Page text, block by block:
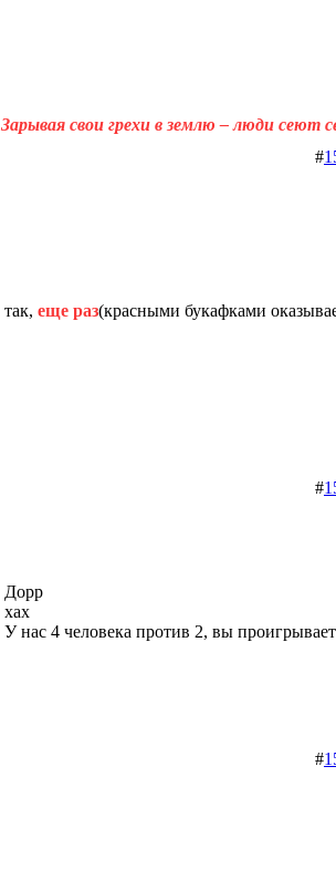
Зарывая свои грехи в землю – люди сеют
#
так, еще раз(красными букафками
#
Дорр
хах
У нас 4 человека против 2, вы
#